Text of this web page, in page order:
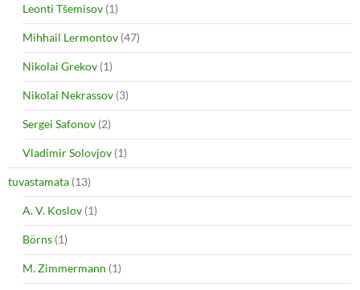
Leonti Tšemisov (1)
Mihhail Lermontov (47)
Nikolai Grekov (1)
Nikolai Nekrassov (3)
Sergei Safonov (2)
Vladimir Solovjov (1)
tuvastamata (13)
A. V. Koslov (1)
Börns (1)
M. Zimmermann (1)